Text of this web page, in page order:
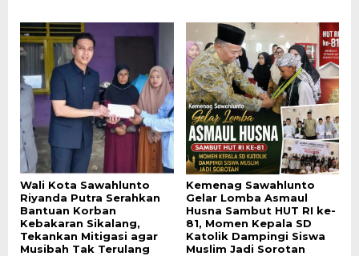
Wali Kota Sawahlunto
Riyanda Putra Serahkan
Bantuan Korban
Kebakaran Sikalang,
Tekankan Mitigasi agar
Musibah Tak Terulang
Kemenag Sawahlunto
Gelar Lomba Asmaul
Husna Sambut HUT RI ke-
81, Momen Kepala SD
Katolik Dampingi Siswa
Muslim Jadi Sorotan